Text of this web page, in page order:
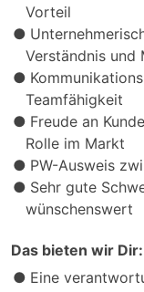
Vorteil
Verständnis und
Teamfähigkeit
Freude an
Rolle im Markt
PW-Ausweis
Sehr gute
wünschenswert
Das bieten wir Dir:
Eine